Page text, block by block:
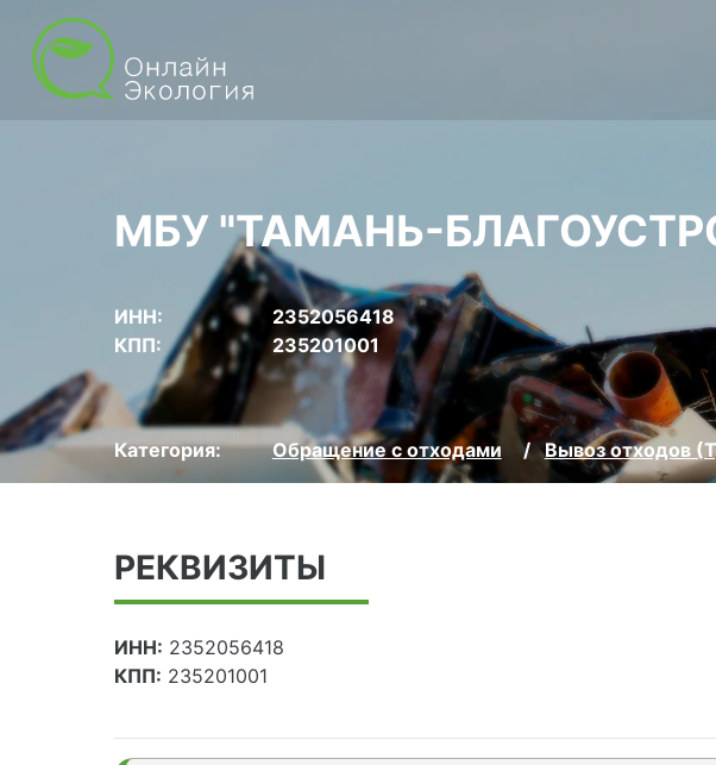
МБУ "ТАМАНЬ-
ИНН:
2352056418
КПП:
235201001
Категория: Обращение с отходами Вывоз отходов
РЕКВИЗИТЫ
ИНН: 2352056418
КПП: 235201001